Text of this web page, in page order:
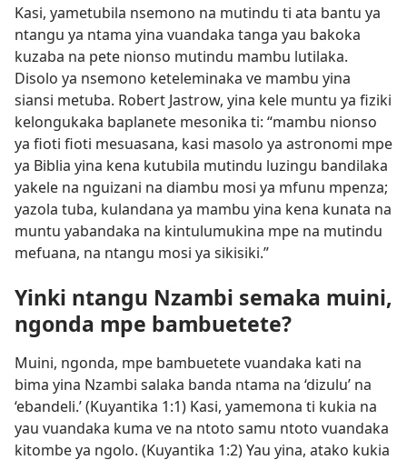
Kasi, yametubila nsemono na mutindu ti ata bantu ya
ntangu ya ntama yina vuandaka tanga yau bakoka
kuzaba na pete nionso mutindu mambu lutilaka.
Disolo ya nsemono keteleminaka ve mambu yina
siansi metuba. Robert Jastrow, yina kele muntu ya fiziki
kelongukaka baplanete mesonika ti: “mambu nionso
ya fioti fioti mesuasana, kasi masolo ya astronomi mpe
ya Biblia yina kena kutubila mutindu luzingu bandilaka
yakele na nguizani na diambu mosi ya mfunu mpenza;
yazola tuba, kulandana ya mambu yina kena kunata na
muntu yabandaka na kintulumukina mpe na mutindu
mefuana, na ntangu mosi ya sikisiki.”
Yinki ntangu Nzambi semaka muini,
ngonda mpe bambuetete?
Muini, ngonda, mpe bambuetete vuandaka kati na
bima yina Nzambi salaka banda ntama na ‘dizulu’ na
‘ebandeli.’ (Kuyantika 1:1) Kasi, yamemona ti kukia na
yau vuandaka kuma ve na ntoto samu ntoto vuandaka
kitombe ya ngolo. (Kuyantika 1:2) Yau yina, atako kukia